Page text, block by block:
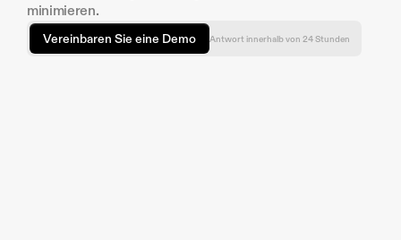
minimieren.
Vereinbaren Sie eine Demo Antwort innerhalb von 24 Stunden